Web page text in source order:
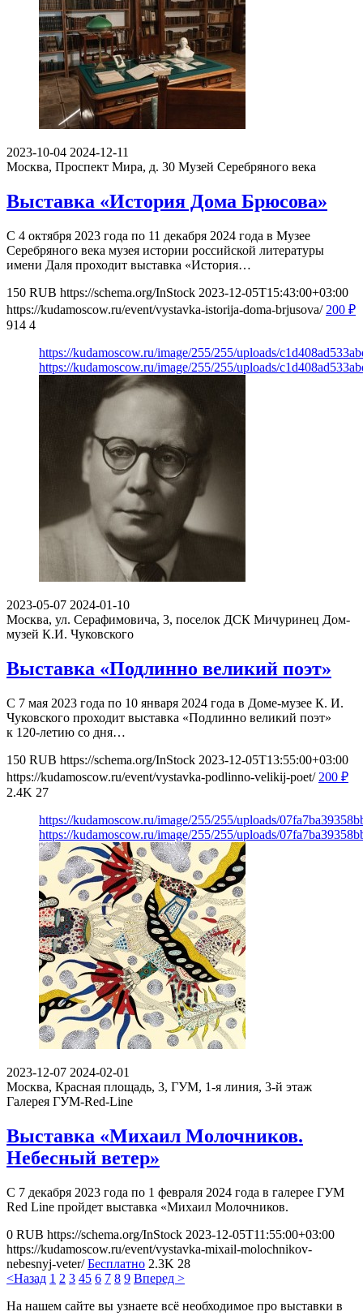
2023-10-04 2024-12-11
Москва, Проспект Мира, д. 30 Музей Серебряного века
Выставка «История Дома Брюсова»
С 4 октября 2023 года по 11 декабря 2024 года в Музее
Серебряного века музея истории российской литературы
имени Даля проходит выставка «История…
150 RUB https://schema.org/InStock 2023-12-05T15:43:00+03:00
https://kudamoscow.ru/event/vystavka-istorija-doma-brjusova/ 200 ₽
914 4
https://kudamoscow.ru/image/255/255/uploads/
https://kudamoscow.ru/image/255/255/uploads/
2023-05-07 2024-01-10
Москва, ул. Серафимовича, 3, поселок ДСК Мичуринец Дом-
музей К.И. Чуковского
Выставка «Подлинно великий поэт»
С 7 мая 2023 года по 10 января 2024 года в Доме-музее К. И.
Чуковского проходит выставка «Подлинно великий поэт»
к 120-летию со дня…
150 RUB https://schema.org/InStock 2023-12-05T13:55:00+03:00
https://kudamoscow.ru/event/vystavka-podlinno-velikij-poet/ 200 ₽
2.4K 27
https://kudamoscow.ru/image/255/255/uploads/
https://kudamoscow.ru/image/255/255/uploads/
2023-12-07 2024-02-01
Москва, Красная площадь, 3, ГУМ, 1-я линия, 3-й этаж
Галерея ГУМ-Red-Line
Выставка «Михаил Молочников.
Небесный ветер»
С 7 декабря 2023 года по 1 февраля 2024 года в галерее ГУМ
Red Line пройдет выставка «Михаил Молочников.
0 RUB https://schema.org/InStock 2023-12-05T11:55:00+03:00
https://kudamoscow.ru/event/vystavka-mixail-molochnikov-
nebesnyj-veter/ Бесплатно 2.3K 28
<Назад 1 2 3 45 6 7 8 9 Вперед >
На нашем сайте вы узнаете всё необходимое про выставки в